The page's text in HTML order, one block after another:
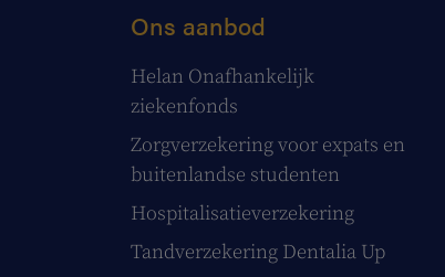
Ons aanbod
Helan Onafhankelijk
ziekenfonds
Zorgverzekering voor expats en
buitenlandse studenten
Hospitalisatieverzekering
Tandverzekering Dentalia Up